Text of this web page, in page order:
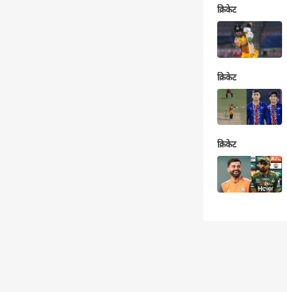
क्रिकेट
क्रिकेट
क्रिकेट